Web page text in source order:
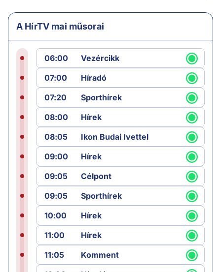
A HírTV mai műsorai
06:00
Vezércikk
07:00
Híradó
07:20
Sporthírek
08:00
Hírek
08:05
Ikon Budai Ivettel
09:00
Hírek
09:05
Célpont
09:05
Sporthírek
10:00
Hírek
11:00
Hírek
11:05
Komment